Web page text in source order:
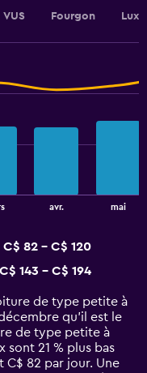
VUS Fourgon Luxe
avr. mai
C$ 82 - C$ 120
C$ 143 - C$ 194
de type petite à
qu'il est le
de type petite à
sont 21 % plus bas
C$ 82 par jour. Une